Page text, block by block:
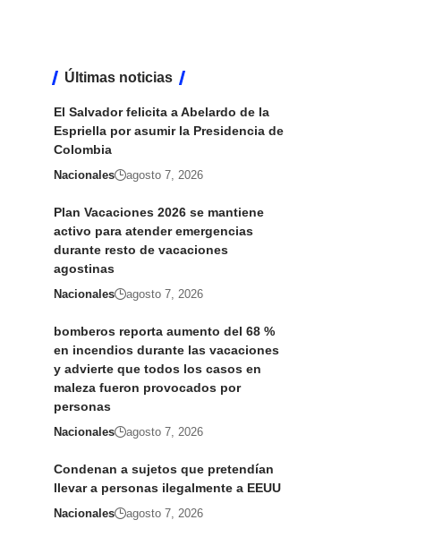
Últimas noticias
El Salvador felicita a Abelardo de la
Espriella por asumir la Presidencia de
Colombia
Nacionales agosto 7, 2026
Plan Vacaciones 2026 se mantiene
activo para atender emergencias
durante resto de vacaciones
agostinas
Nacionales agosto 7, 2026
bomberos reporta aumento del 68 %
en incendios durante las vacaciones
y advierte que todos los casos en
maleza fueron provocados por
personas
Nacionales agosto 7, 2026
Condenan a sujetos que pretendían
llevar a personas ilegalmente a EEUU
Nacionales agosto 7, 2026